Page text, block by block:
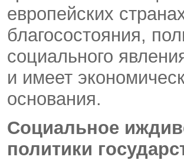
европейских
благосостояния,
социального
и имеет
основания.
Социальное
политики